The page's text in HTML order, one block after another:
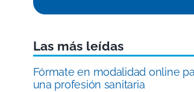
Las más leídas
Fórmate en modalidad online
una profesión sanitaria